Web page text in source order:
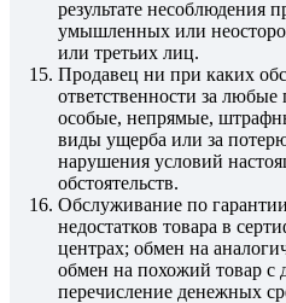
результате несоблюдения
умышленных или
или третьих лиц.
Продавец ни при каких
ответственности за
особые, непрямые,
виды ущерба или за
нарушения условий
обстоятельств.
Обслуживание по
недостатков товара в
центрах; обмен на
обмен на похожий товар с
перечисление денежных